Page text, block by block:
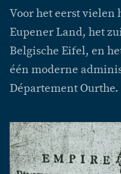
Voor het eerst vielen
Eupener Land, het
Belgische Eifel, en
één moderne
Département Ourthe.